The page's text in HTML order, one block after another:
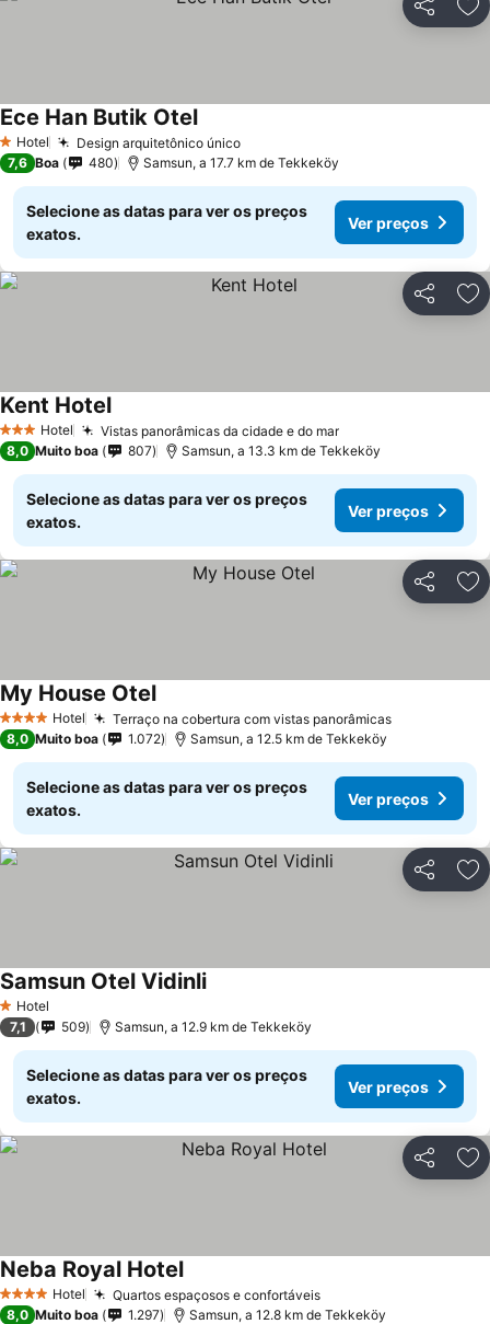
Partilhar
1 Estrelas
Hotel Design arquitetônico único
Ece Han Butik Otel
7,6 Boa 480 Samsun, a 17.7 km de Tekkeköy
Selecione as datas para ver os preços
exatos.
Ver preços
Partilhar
3 EstrelasHotel Vistas panorâmicas da cidade e do mar
Kent Hotel
8,0 Muito boa 807 Samsun, a 13.3 km de Tekkeköy
Selecione as datas para ver os preços
exatos.
Ver preços
Partilhar
4 EstrelasHotel Terraço na cobertura com vistas panorâmicas
My House Otel
8,0 Muito boa 1.072 Samsun, a 12.5 km de Tekkeköy
Selecione as datas para ver os preços
exatos.
Ver preços
Partilhar
1 Estrelas
Hotel
Samsun Otel Vidinli
7,1 509 Samsun, a 12.9 km de Tekkeköy
Selecione as datas para ver os preços
exatos.
Ver preços
Partilhar
4 EstrelasHotel Quartos espaçosos e confortáveis
Neba Royal Hotel
8,0 Muito boa 1.297 Samsun, a 12.8 km de Tekkeköy